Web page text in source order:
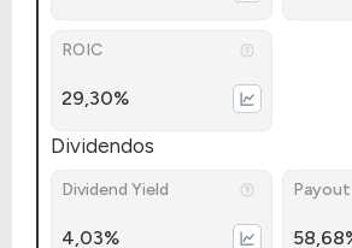
ROIC
29,30%
Dividendos
Dividend Yield
4,03%
Payout